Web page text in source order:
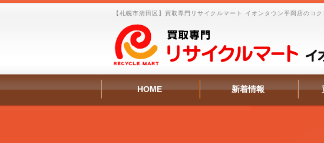
【札幌市清田区】買取専門リサイクルマート イオンタウン平岡店のコ
HOME 新着情報